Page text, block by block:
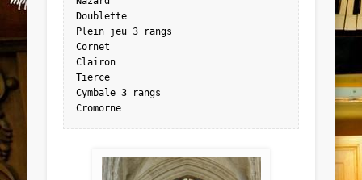
Doublette
Plein jeu 3 rangs
Cornet
Clairon
Tierce
Cymbale 3 rangs
Cromorne